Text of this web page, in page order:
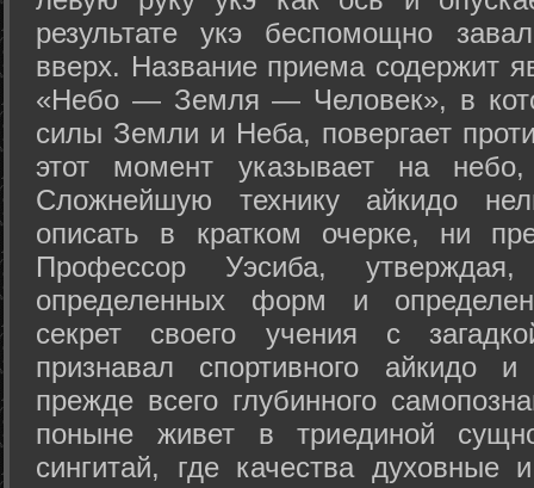
результате укэ беспомощно
вверх. Название приема содержит
«Небо — Земля — Человек», в
силы Земли и Неба, повергает
этот момент указывает на
Сложнейшую технику айкидо
описать в кратком очерке, ни
Профессор Уэсиба,
определенных форм и
секрет своего учения с
признавал спортивного айкидо
прежде всего глубинного
поныне живет в триединой
сингитай, где качества духовные